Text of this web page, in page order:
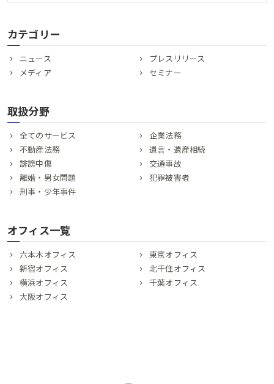
カテゴリー
ニュース
プレスリリース
メディア
セミナー
取扱分野
全てのサービス
企業法務
不動産法務
遺言・遺産相続
誹謗中傷
交通事故
離婚・男女問題
犯罪被害者
刑事・少年事件
オフィス一覧
六本木オフィス
東京オフィス
新宿オフィス
北千住オフィス
横浜オフィス
千葉オフィス
大阪オフィス